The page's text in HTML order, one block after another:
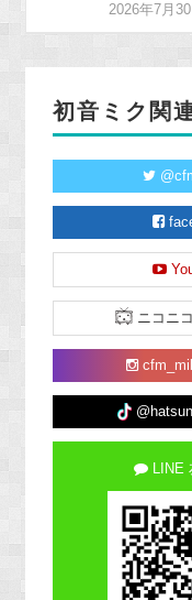
2026年7月
初音ミク関
ニコニ
LINE